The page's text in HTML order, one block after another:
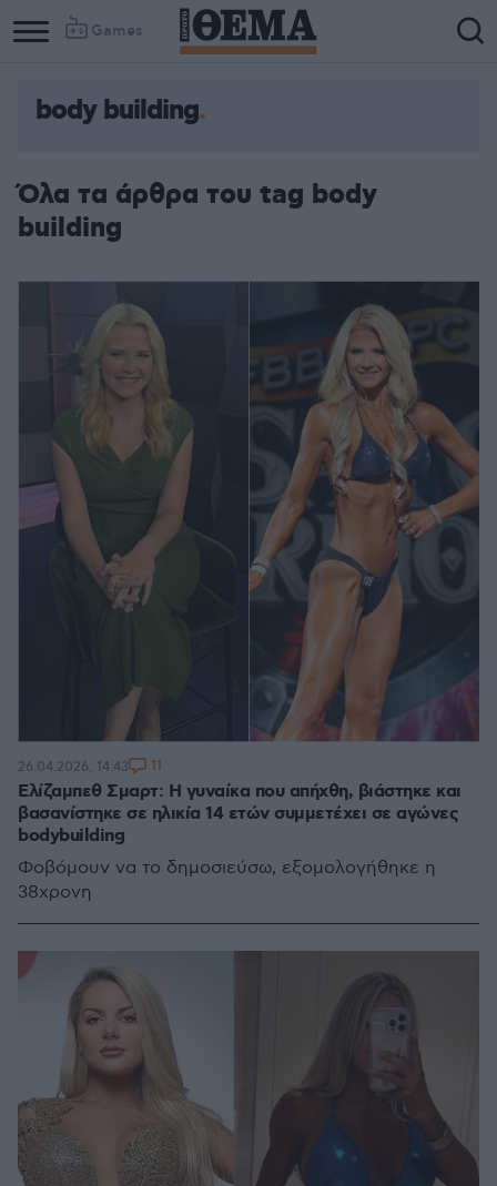
Games
body building
Όλα τα άρθρα του tag body
building
Ελίζαμπεθ Σμαρτ: Η γυναίκα που απήχθη, βιάστηκε και
βασανίστηκε σε ηλικία 14 ετών συμμετέχει σε αγώνες
bodybuilding
Φοβόμουν να το δημοσιεύσω, εξομολογήθηκε η
38χρονη
26.04.2026, 14:43 11